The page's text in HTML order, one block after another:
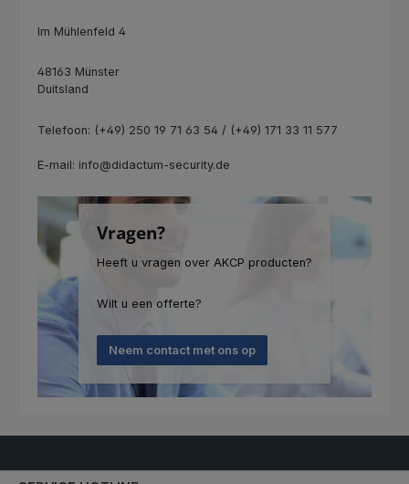
Im Mühlenfeld 4
48163 Münster
Duitsland
Telefoon: (+49) 250 19 71 63 54 / (+49) 171 33 11 577
E-mail: info@didactum-security.de
Vragen?
Heeft u vragen over AKCP producten?
Wilt u een offerte?
Neem contact met ons op